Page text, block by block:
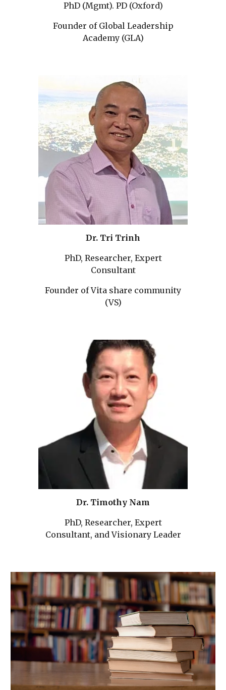
PhD (Mgmt). PD (Oxford)
Founder of Global Leadership
Academy (GLA)
Dr. Tri Trinh
PhD, Researcher, Expert
Consultant
Founder of Vita share community
(VS)
Dr. Timothy Nam
PhD, Researcher, Expert
Consultant, and Visionary Leader